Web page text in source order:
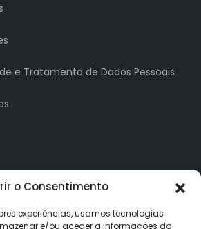
o Consentimento
experiências, usamos tecnologias
e/ou aceder a informações do
e Tratamento de Dados Pessoais